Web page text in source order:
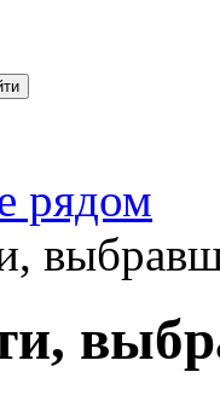
рядом